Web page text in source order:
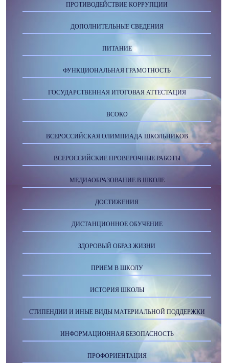
ПРОТИВОДЕЙСТВИЕ КОРРУПЦИИ
ДОПОЛНИТЕЛЬНЫЕ СВЕДЕНИЯ
ПИТАНИЕ
ФУНКЦИОНАЛЬНАЯ ГРАМОТНОСТЬ
ГОСУДАРСТВЕННАЯ ИТОГОВАЯ АТТЕСТАЦИЯ
ВСОКО
ВСЕРОССИЙСКАЯ ОЛИМПИАДА ШКОЛЬНИКОВ
ВСЕРОССИЙСКИЕ ПРОВЕРОЧНЫЕ РАБОТЫ
МЕДИАОБРАЗОВАНИЕ В ШКОЛЕ
ДОСТИЖЕНИЯ
ДИСТАНЦИОННОЕ ОБУЧЕНИЕ
ЗДОРОВЫЙ ОБРАЗ ЖИЗНИ
ПРИЕМ В ШКОЛУ
ИСТОРИЯ ШКОЛЫ
СТИПЕНДИИ И ИНЫЕ ВИДЫ МАТЕРИАЛЬНОЙ ПОДДЕРЖКИ
ИНФОРМАЦИОННАЯ БЕЗОПАСНОСТЬ
ПРОФОРИЕНТАЦИЯ